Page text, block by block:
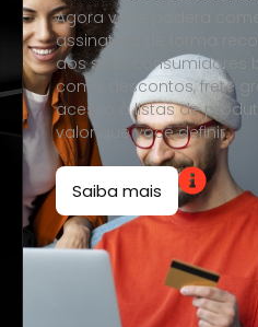
Agora você poderá
assinatura de forma
aos seus consumidores
como descontos, frete
acesso à listas de
valor que você definir.
Saiba mais